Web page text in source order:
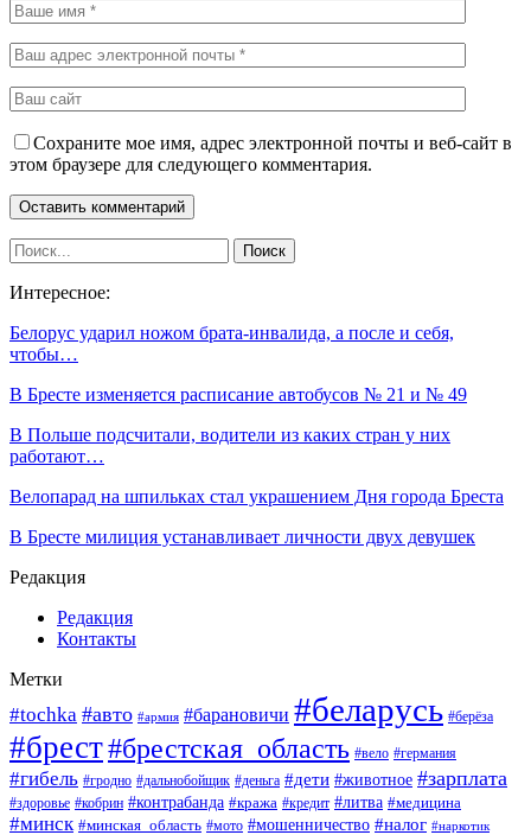
Сохраните мое имя, адрес электронной почты и веб-сайт в
этом браузере для следующего комментария.
Интересное:
Белорус ударил ножом брата-инвалида, а после и себя,
чтобы…
В Бресте изменяется расписание автобусов № 21 и № 49
В Польше подсчитали, водители из каких стран у них
работают…
Велопарад на шпильках стал украшением Дня города Бреста
В Бресте милиция устанавливает личности двух девушек
Редакция
Редакция
Контакты
Метки
#tochka #авто #армия #барановичи #беларусь #берёза
#брест#брестская_область #вело #германия
#гибель #гродно #дальнобойщик #деньга #дети #животное #зарплата
#здоровье #кобрин #контрабанда #кража #кредит #литва #медицина
#минск #минская_область #мото #мошенничество #налог #наркотик